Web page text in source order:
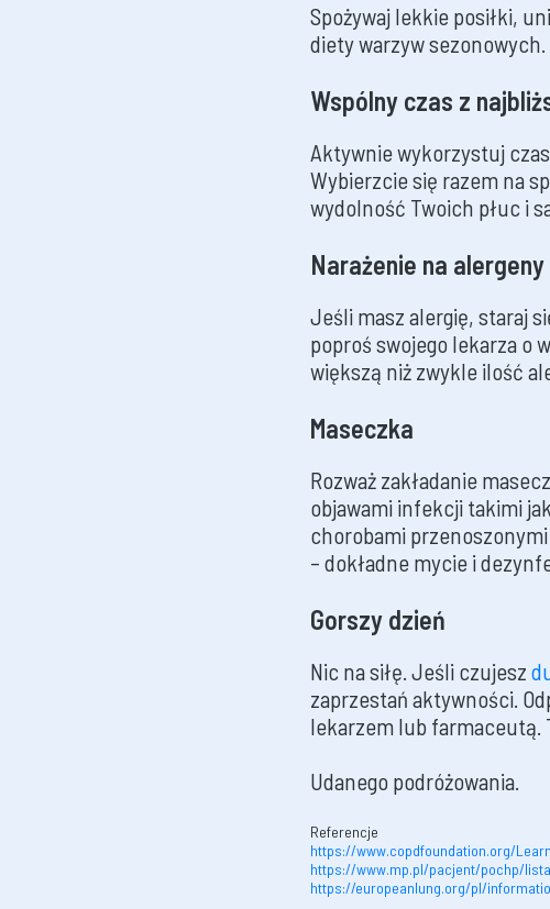
Spożywaj lekkie posiłki,
diety warzyw sezonowych.
Wspólny czas z
Aktywnie wykorzystuj
Wybierzcie się razem na
wydolność Twoich płuc i
Narażenie na alergeny
Jeśli masz alergię, staraj
poproś swojego lekarza o
większą niż zwykle ilość
Maseczka
Rozważ zakładanie
objawami infekcji takimi
chorobami
– dokładne mycie i
Gorszy dzień
Nic na siłę. Jeśli czujesz
zaprzestań aktywności.
lekarzem lub farmaceutą.
Udanego podróżowania.
Referencje
https://www.copdfoundation.org/
https://www.mp.pl/pacjent/pochp/
https://europeanlung.org/pl/